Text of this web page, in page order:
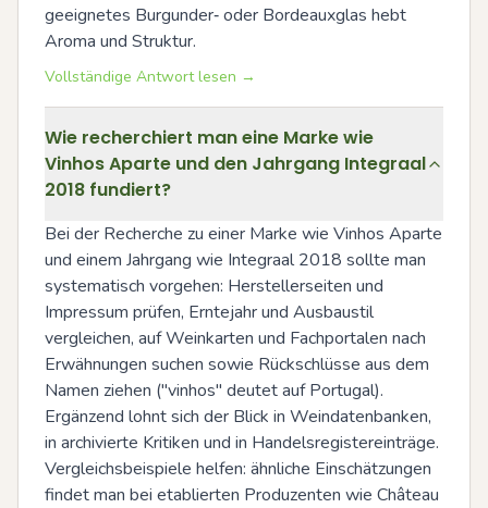
geeignetes Burgunder‑ oder Bordeauxglas hebt
Aroma und Struktur.
Vollständige Antwort lesen →
Wie recherchiert man eine Marke wie
Vinhos Aparte und den Jahrgang Integraal
2018 fundiert?
Bei der Recherche zu einer Marke wie Vinhos Aparte
und einem Jahrgang wie Integraal 2018 sollte man
systematisch vorgehen: Herstellerseiten und
Impressum prüfen, Erntejahr und Ausbaustil
vergleichen, auf Weinkarten und Fachportalen nach
Erwähnungen suchen sowie Rückschlüsse aus dem
Namen ziehen ("vinhos" deutet auf Portugal).
Ergänzend lohnt sich der Blick in Weindatenbanken,
in archivierte Kritiken und in Handelsregistereinträge.
Vergleichsbeispiele helfen: ähnliche Einschätzungen
findet man bei etablierten Produzenten wie Château